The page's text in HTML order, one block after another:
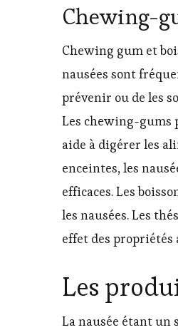
Chewing-
Chewing gum et
nausées sont
prévenir ou de les
Les chewing-gums
aide à digérer les
enceintes, les
efficaces. Les
les nausées. Les
effet des
Les
La nausée étant un